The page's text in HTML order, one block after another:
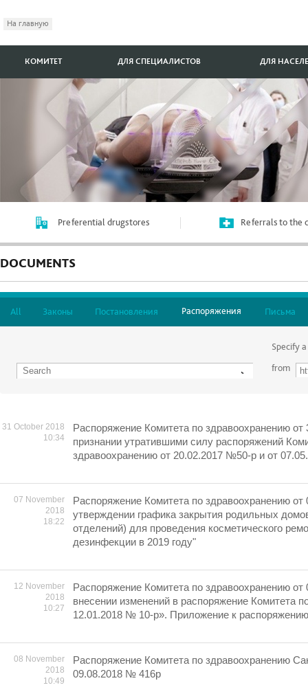
На главную
КОМИТЕТ ДЛЯ СПЕЦИАЛИСТОВ ДЛЯ
Preferential drugstores Referrals to the
DOCUMENTS
All Законы Постановления Распоряжения Письма
Specify
from
31 October 2018
10:34
Распоряжение Комитета по здравоохранению
признании утратившими силу распоряжений
здравоохранению от 20.02.2017 №50-р и от
07 November
2018
18:22
Распоряжение Комитета по здравоохранению
утверждении графика закрытия родильных
отделений) для проведения косметического
дезинфекции в 2019 году"
12 November
2018
10:27
Распоряжение Комитета по здравоохранению
внесении изменений в распоряжение Комитета
12.01.2018 № 10-р». Приложение к распоряжению
08 November
2018
10:49
Распоряжение Комитета по здравоохранению
09.08.2018 № 416р